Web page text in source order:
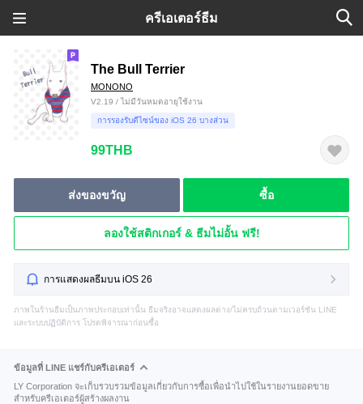
ครีเอเตอร์ธีม
The Bull Terrier
MONONO
V2.19 / ไม่มีวันหมดอายุใช้งาน
การรองรับดีไซน์ของ iOS 26 บางส่วน
99THB
ส่งของขวัญ ซื้อ
ลองใช้สติกเกอร์ & ธีมไม่อั้น ฟรี!
การแสดงผลธีมบน iOS 26
ภาพในร้านธีมเป็นภาพประกอบเท่านั้น ธีมจริงอาจแสดงผลต่าง/ไม่ครบถ้วนตามเวอร์ชัน LINE
และระบบปฏิบัติการ โปรดพิจารณาก่อนซื้อ
ข้อมูลที่ LINE แชร์กับครีเอเตอร์
LY Corporation จะเก็บรวบรวมข้อมูลเกี่ยวกับการซื้อเพื่อนำไปใช้ในรายงานยอดขาย
สำหรับครีเอเตอร์ผู้สร้างผลงาน